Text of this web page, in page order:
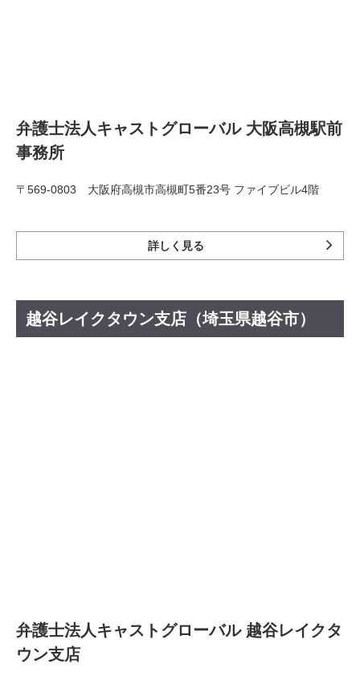
弁護士法人キャストグローバル 大阪高槻駅前
事務所
〒569-0803 大阪府高槻市高槻町5番23号 ファイブビル4階
詳しく見る
越谷レイクタウン支店（埼玉県越谷市）
弁護士法人キャストグローバル 越谷レイクタ
ウン支店